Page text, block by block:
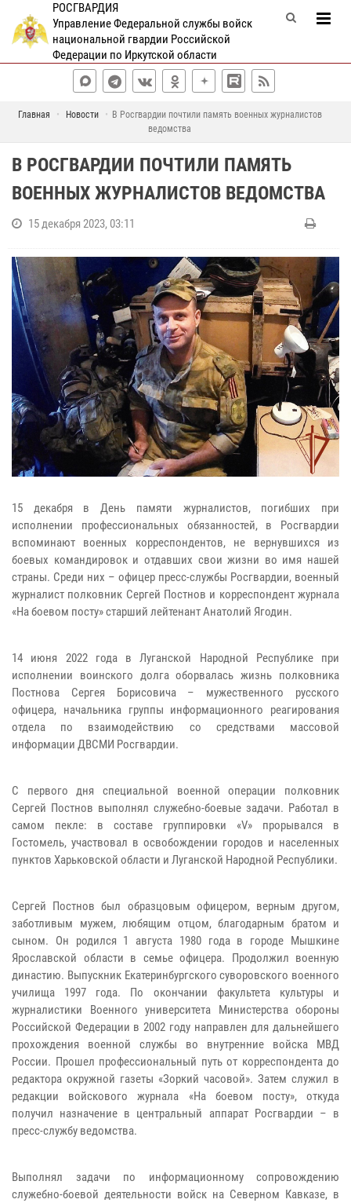
РОСГВАРДИЯ
Управление Федеральной службы войск
национальной гвардии Российской
Федерации по Иркутской области
Главная Новости
В Росгвардии почтили память военных журналистов
ведомства
В РОСГВАРДИИ ПОЧТИЛИ ПАМЯТЬ
ВОЕННЫХ ЖУРНАЛИСТОВ ВЕДОМСТВА
15 декабря 2023, 03:11
15 декабря в День памяти журналистов, погибших при
исполнении профессиональных обязанностей, в Росгвардии
вспоминают военных корреспондентов, не вернувшихся из
боевых командировок и отдавших свои жизни во имя нашей
страны. Среди них – офицер пресс-службы Росгвардии, военный
журналист полковник Сергей Постнов и корреспондент журнала
«На боевом посту» старший лейтенант Анатолий Ягодин.
14 июня 2022 года в Луганской Народной Республике при
исполнении воинского долга оборвалась жизнь полковника
Постнова Сергея Борисовича – мужественного русского
офицера, начальника группы информационного реагирования
отдела по взаимодействию со средствами массовой
информации ДВСМИ Росгвардии.
С первого дня специальной военной операции полковник
Сергей Постнов выполнял служебно-боевые задачи. Работал в
самом пекле: в составе группировки «V» прорывался в
Гостомель, участвовал в освобождении городов и населенных
пунктов Харьковской области и Луганской Народной Республики.
Сергей Постнов был образцовым офицером, верным другом,
заботливым мужем, любящим отцом, благодарным братом и
сыном. Он родился 1 августа 1980 года в городе Мышкине
Ярославской области в семье офицера. Продолжил военную
династию. Выпускник Екатеринбургского суворовского военного
училища 1997 года. По окончании факультета культуры и
журналистики Военного университета Министерства обороны
Российской Федерации в 2002 году направлен для дальнейшего
прохождения военной службы во внутренние войска МВД
России. Прошел профессиональный путь от корреспондента до
редактора окружной газеты «Зоркий часовой». Затем служил в
редакции войскового журнала «На боевом посту», откуда
получил назначение в центральный аппарат Росгвардии – в
пресс-службу ведомства.
Выполнял задачи по информационному сопровождению
служебно-боевой деятельности войск на Северном Кавказе, в